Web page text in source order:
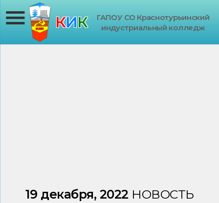
КИК
ГАПОУ СО Краснотурьинский
индустриальный колледж
19 декабря, 2022 НОВОСТЬ